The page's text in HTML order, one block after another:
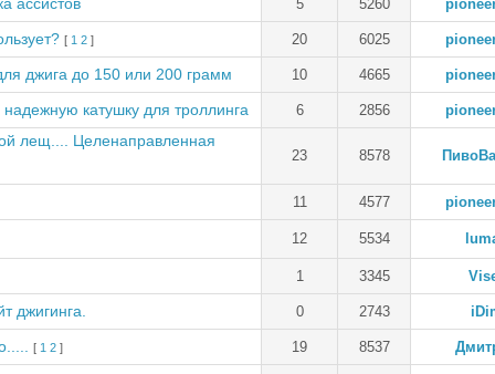
5 5260
[ 1 2 ] 20 6025
джига до 150 или 200 грамм 10 4665
катушку для троллинга 6 2856
лещ.... Целенаправленная
23 8578
11 4577
12 5534
1 3345
джигинга. 0 2743
[ 1 2 ] 19 8537